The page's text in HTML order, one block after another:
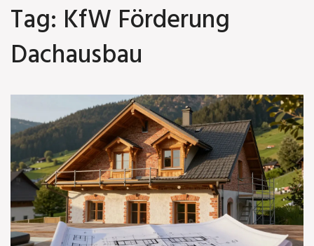
Tag: KfW Förderung
Dachausbau